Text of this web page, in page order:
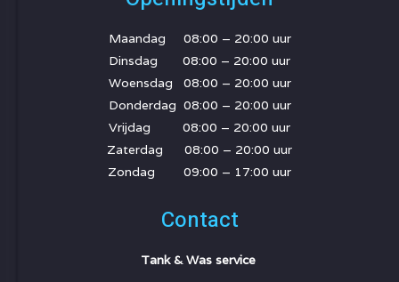
Maandag 08:00 – 20:00 uur
Dinsdag 08:00 – 20:00 uur
Woensdag 08:00 – 20:00 uur
Donderdag 08:00 – 20:00 uur
Vrijdag 08:00 – 20:00 uur
Zaterdag 08:00 – 20:00 uur
Zondag 09:00 – 17:00 uur
Contact
Tank & Was service